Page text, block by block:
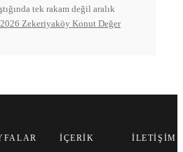
tek rakam değil aralık
2026 Zekeriyaköy Konut Değer
İÇERIK İLETIŞIM